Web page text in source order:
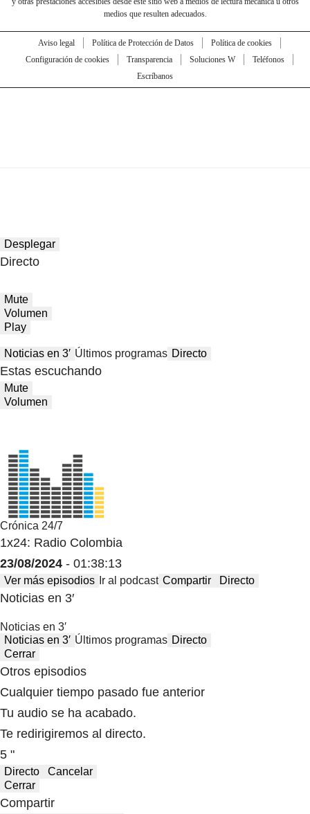
medios que resulten adecuados.
Aviso legal Política de Protección de Datos
Política de cookies
Configuración de cookies
Transparencia Soluciones W
Teléfonos
Escríbanos
Desplegar
Directo
Mute
Volumen
Play
Noticias en 3′ Últimos programas Directo
Estas escuchando
Mute
Volumen
Crónica 24/7
1x24: Radio Colombia
23/08/2024 - 01:38:13
Ver más episodios Ir al podcast Compartir Directo
Noticias en 3′
Noticias en 3′
Noticias en 3′ Últimos programas Directo
Cerrar
Otros episodios
Cualquier tiempo pasado fue anterior
Tu audio se ha acabado.
Te redirigiremos al directo.
5 "
Directo
Cancelar
Cerrar
Compartir